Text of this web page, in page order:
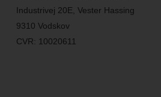
Industrivej 20E, Vester Hassing
9310 Vodskov
CVR: 10020611